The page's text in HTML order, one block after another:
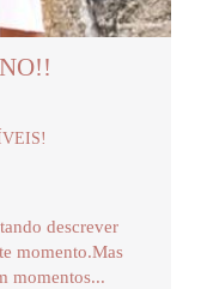
descrever
momento.Mas
momentos...